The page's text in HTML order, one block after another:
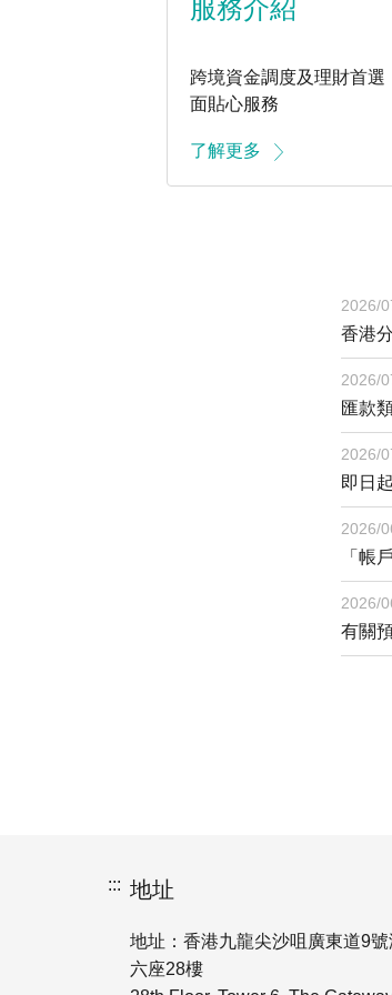
服務介紹
跨境資金調度及理財首選
面貼心服務
了解更多
2026/
香港
2026/
匯款
2026/
即日
2026/
「帳
2026/
有關
::: 地址
地址：香港九龍尖沙咀廣東道9
六座28樓